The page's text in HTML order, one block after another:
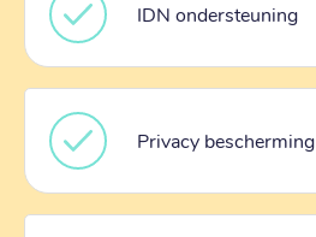
IDN ondersteuning
Privacy bescherming